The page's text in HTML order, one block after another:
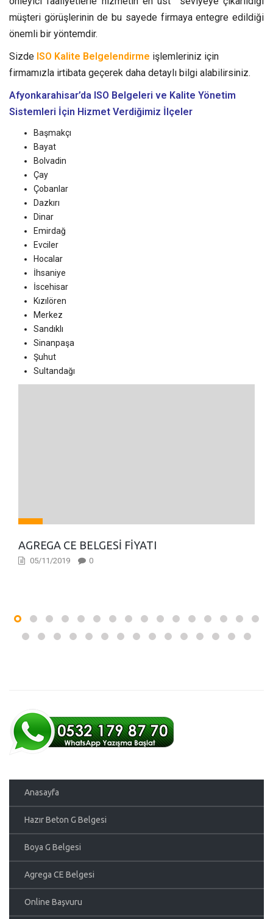
müşteri görüşlerinin de bu sayede firmaya entegre edildiği
önemli bir yöntemdir.
Sizde ISO Kalite Belgelendirme işlemleriniz için
firmamızla irtibata geçerek daha detaylı bilgi alabilirsiniz.
Afyonkarahisar’da ISO Belgeleri ve Kalite Yönetim
Sistemleri İçin Hizmet Verdiğimiz İlçeler
Başmakçı
Bayat
Bolvadin
Çay
Çobanlar
Dazkırı
Dinar
Emirdağ
Evciler
Hocalar
İhsaniye
İscehisar
Kızılören
Merkez
Sandıklı
Sinanpaşa
Şuhut
Sultandağı
AGREGA CE BELGESI FIYATI
05/11/2019 0
Anasayfa
Hazır Beton G Belgesi
Boya G Belgesi
Agrega CE Belgesi
Online Başvuru